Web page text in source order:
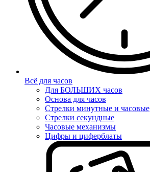
Всё для часов
Для БОЛЬШИХ часов
Основа для часов
Стрелки минутные и часовые
Стрелки секундные
Часовые механизмы
Цифры и циферблаты